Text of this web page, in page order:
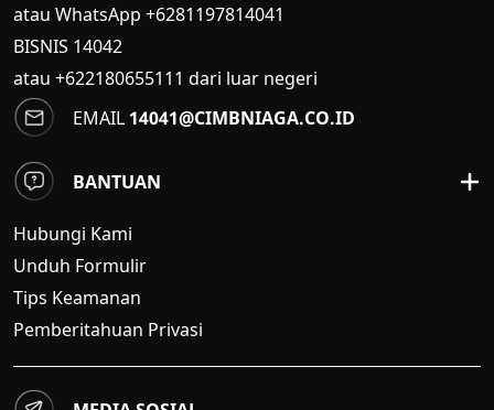
atau WhatsApp +6281197814041
BISNIS 14042
atau +622180655111 dari luar negeri
EMAIL 14041@CIMBNIAGA.CO.ID
BANTUAN
Hubungi Kami
Unduh Formulir
Tips Keamanan
Pemberitahuan Privasi